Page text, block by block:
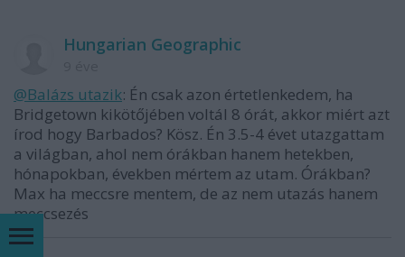
Hungarian Geographic
@Balázs utazik: Én csak azon értetlenkedem, ha
Bridgetown kikötőjében voltál 8 órát, akkor miért azt
írod hogy Barbados? Kösz. Én 3.5-4 évet utazgattam
a világban, ahol nem órákban hanem hetekben,
hónapokban, években mértem az utam. Órákban?
Max ha meccsre mentem, de az nem utazás hanem
meccsezés